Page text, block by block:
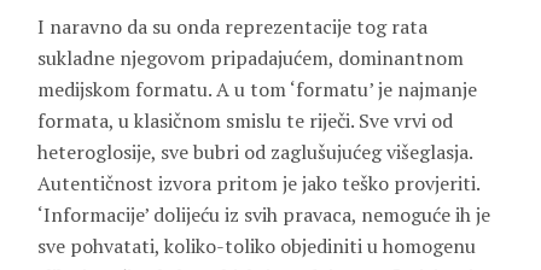
I naravno da su onda reprezentacije tog rata
sukladne njegovom pripadajućem, dominantnom
medijskom formatu. A u tom ‘formatu’ je najmanje
formata, u klasičnom smislu te riječi. Sve vrvi od
heteroglosije, sve bubri od zaglušujućeg višeglasja.
Autentičnost izvora pritom je jako teško provjeriti.
‘Informacije’ dolijeću iz svih pravaca, nemoguće ih je
sve pohvatati, koliko-toliko objediniti u homogenu